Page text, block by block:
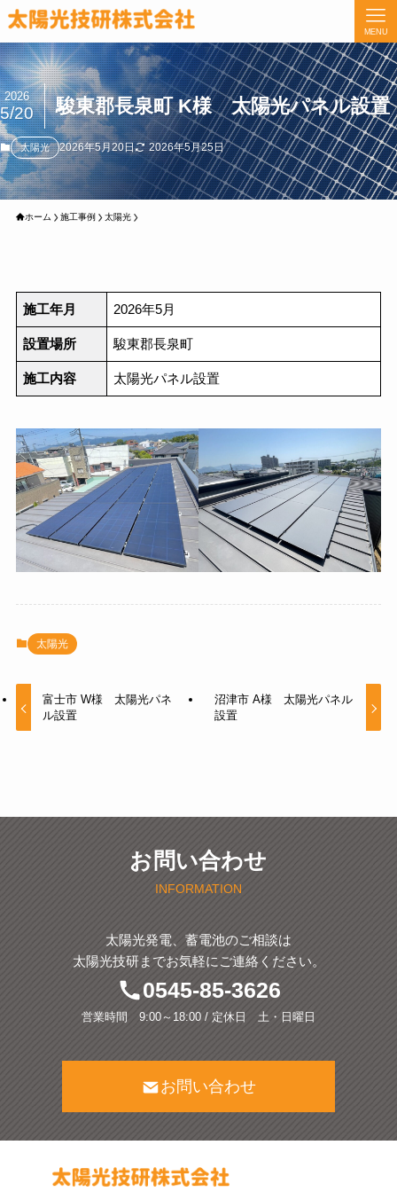
MENU
駿東郡長泉町 K様 太陽光パネル設置
2026
5/20
太陽光 2026年5月20日 2026年5月25日
ホーム 施工事例 太陽光
施工年月 2026年5月
設置場所 駿東郡長泉町
施工内容 太陽光パネル設置
太陽光
富士市 W様 太陽光パネ
ル設置
沼津市 A様 太陽光パネル
設置
お問い合わせ
INFORMATION
太陽光発電、蓄電池のご相談は
太陽光技研までお気軽にご連絡ください。
0545-85-3626
営業時間 9:00～18:00 / 定休日 土・日曜日
お問い合わせ